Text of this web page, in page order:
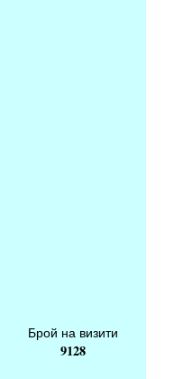
Брой на визити
9128